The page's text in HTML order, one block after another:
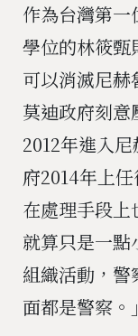
作為台灣第
學位的林筱甄
可以消滅尼
莫迪政府刻意
2012年進入
府2014年上
在處理手段上
就算只是一
組織活動，
面都是警察。」